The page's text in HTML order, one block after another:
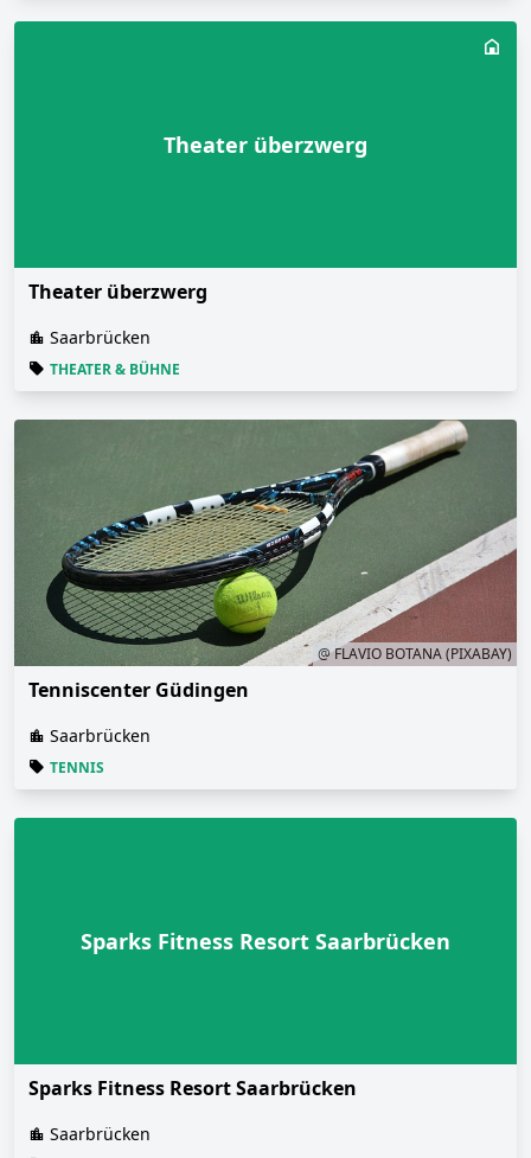
Theater überzwerg
Theater überzwerg
Saarbrücken
THEATER & BÜHNE
@ FLAVIO BOTANA (PIXABAY)
Tenniscenter Güdingen
Saarbrücken
TENNIS
Sparks Fitness Resort Saarbrücken
Sparks Fitness Resort Saarbrücken
Saarbrücken